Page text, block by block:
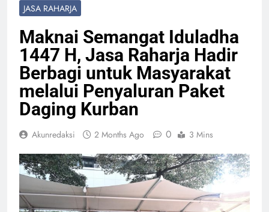
JASA RAHARJA
Maknai Semangat Iduladha
1447 H, Jasa Raharja Hadir
Berbagi untuk Masyarakat
melalui Penyaluran Paket
Daging Kurban
Akunredaksi 2 Months Ago 0 3 Mins